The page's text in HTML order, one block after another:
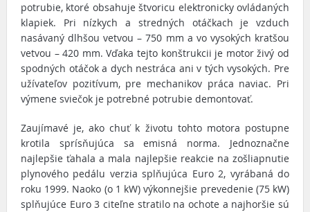
potrubie, ktoré obsahuje štvoricu elektronicky ovládaných
klapiek. Pri nízkych a stredných otáčkach je vzduch
nasávaný dlhšou vetvou – 750 mm a vo vysokých kratšou
vetvou – 420 mm. Vďaka tejto konštrukcii je motor živý od
spodných otáčok a dych nestráca ani v tých vysokých. Pre
užívateľov pozitívum, pre mechanikov práca naviac. Pri
výmene sviečok je potrebné potrubie demontovať.
Zaujímavé je, ako chuť k životu tohto motora postupne
krotila sprísňujúca sa emisná norma. Jednoznačne
najlepšie ťahala a mala najlepšie reakcie na zošliapnutie
plynového pedálu verzia splňujúca Euro 2, vyrábaná do
roku 1999. Naoko (o 1 kW) výkonnejšie prevedenie (75 kW)
splňujúce Euro 3 citeľne stratilo na ochote a najhoršie sú